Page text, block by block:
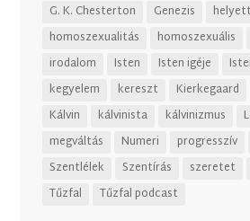
G. K. Chesterton
Genezis
homoszexualitás
homoszexuális
irodalom
Isten Isten igéje
kegyelem
kereszt Kierkegaard
Kálvin
kálvinista kálvinizmus
megváltás
Numeri progresszív
Szentlélek
Szentírás szeretet
Tűzfal
Tűzfal podcast